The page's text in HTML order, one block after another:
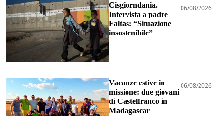
Cisgiorndania.
Intervista a padre
Faltas: “Situazione
insostenibile”
06/08/2026
Vacanze estive in
missione: due giovani
di Castelfranco in
Madagascar
06/08/2026